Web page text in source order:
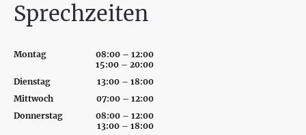
Sprechzeiten
Montag
08:00 – 12:00
15:00 – 20:00
Dienstag
13:00 – 18:00
Mittwoch
07:00 – 12:00
Donnerstag
08:00 – 12:00
13:00 – 18:00